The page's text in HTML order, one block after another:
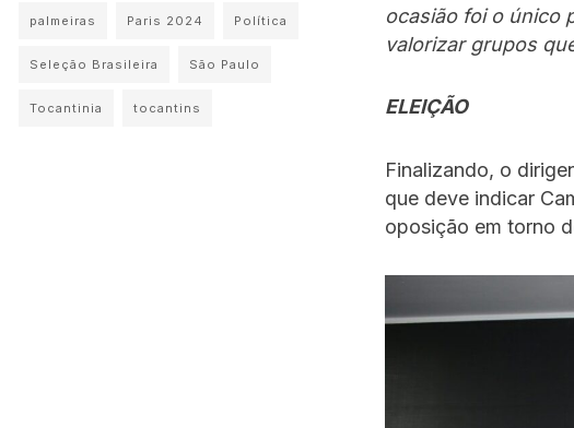
ocasião foi o único
valorizar grupos
ELEIÇÃO
Finalizando, o
que deve indicar
oposição em torno
palmeiras Paris 2024 Política
Seleção Brasileira São Paulo
Tocantinia tocantins